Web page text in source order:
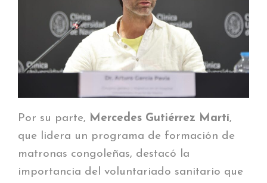
Por su parte, Mercedes Gutiérrez Martí,
que lidera un programa de formación de
matronas congoleñas, destacó la
importancia del voluntariado sanitario que